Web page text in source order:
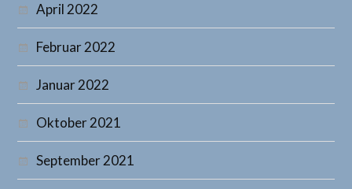
April 2022
Februar 2022
Januar 2022
Oktober 2021
September 2021